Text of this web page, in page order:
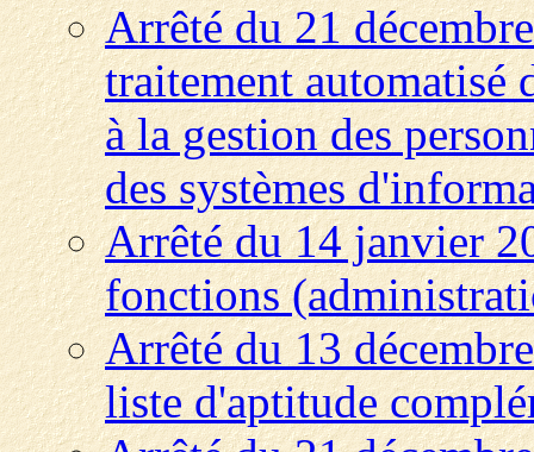
Arrêté du 21
traitement
à la gestion des
des systèmes
Arrêté du 14 janvier
fonctions
Arrêté du 13
liste d'aptitude